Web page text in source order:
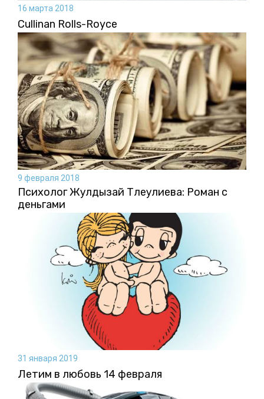
16 марта 2018
Cullinan Rolls-Royce
9 февраля 2018
Психолог Жулдызай Тлеулиева: Роман с
деньгами
31 января 2019
Летим в любовь 14 февраля